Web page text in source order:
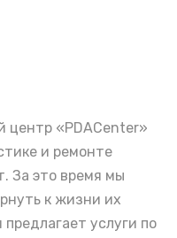
центр «PDACenter»
и ремонте
За это время мы
к жизни их
услуги по